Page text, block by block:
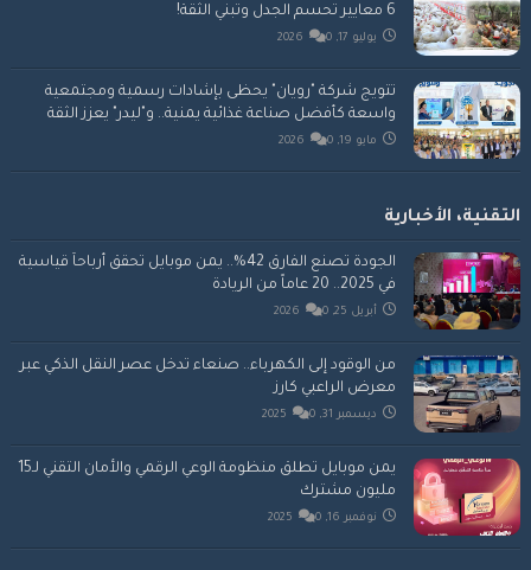
6 معايير تحسم الجدل وتبني الثقة!
يوليو 17, 2026 0
تتويج شركة "رويان" يحظى بإشادات رسمية ومجتمعية
واسعة كأفضل صناعة غذائية يمنية.. و"ليدر" يعزز الثقة
مايو 19, 2026 0
التقنية، الأخبارية
الجودة تصنع الفارق 42%.. يمن موبايل تحقق أرباحاً قياسية
في 2025.. 20 عاماً من الريادة
أبريل 25, 2026 0
من الوقود إلى الكهرباء.. صنعاء تدخل عصر النقل الذكي عبر
معرض الراعبي كارز
ديسمبر 31, 2025 0
يمن موبايل تطلق منظومة الوعي الرقمي والأمان التقني لـ15
مليون مشترك
نوفمبر 16, 2025 0